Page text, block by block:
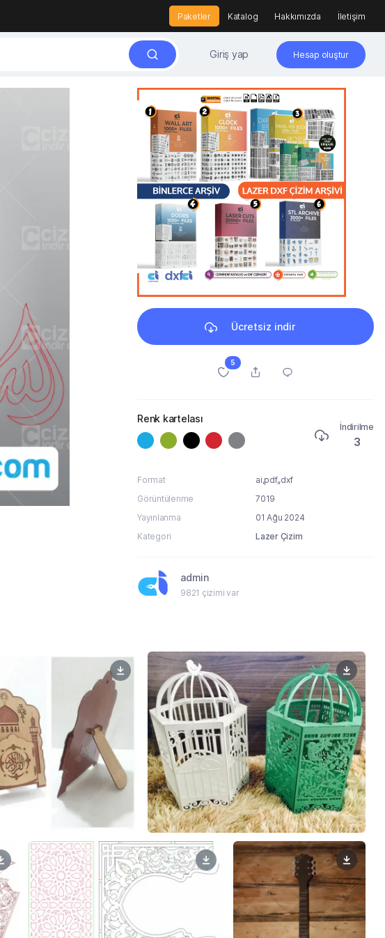
Paketler Katalog Hakkımızda İletişim
Giriş yap Hesap oluştur
Ücretsiz indir
5
Renk kartelası
İndirilme
3
Format
ai,pdf,,dxf
Görüntülenme
7019
Yayınlanma
01 Ağu 2024
Kategori
Lazer Çizim
admin
9821 çizimi var